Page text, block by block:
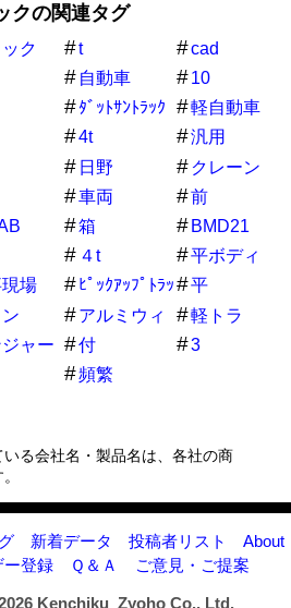
クの関連タグ
ック t
cad
自動車
10
ﾀﾞｯﾄｻﾝﾄﾗｯｸ
軽自動車
4t
汎用
日野
クレーン
車両
前
箱
BMD21
４t
平ボディ
場
ﾋﾟｯｸｱｯﾌﾟﾄﾗｯ
ｸ
平
アルミウィ
ング
軽トラ
ャー
付
3
頻繁
る会社名・製品名は、各社の商
新着データ 投稿者リスト
About
ー登録 Ｑ＆Ａ ご意見・ご提案
Kenchiku_Zyoho Co., Ltd.